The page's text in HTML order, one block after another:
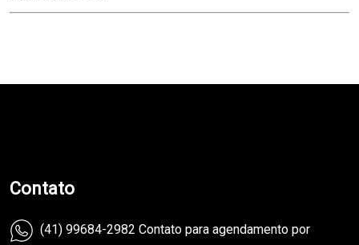
Contato
(41) 99684-2982 Contato para agendamento por